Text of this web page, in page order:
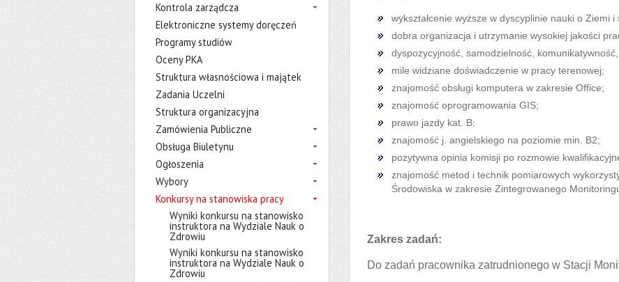
Kontrola zarządcza
Elektroniczne systemy doręczeń
Programy studiów
Oceny PKA
Struktura własnościowa i majątek
Zadania Uczelni
Struktura organizacyjna
Zamówienia Publiczne
Obsługa Biuletynu
Ogłoszenia
Wybory
Konkursy na stanowiska pracy
Wyniki konkursu na stanowisko
instruktora na Wydziale Nauk o
Zdrowiu
Wyniki konkursu na stanowisko
instruktora na Wydziale Nauk o
Zdrowiu
wykształcenie wyższe w dyscyplinie nauki o Ziemi i
dobra organizacja i utrzymanie wysokiej jakości
dyspozycyjność, samodzielność,
mile widziane doświadczenie w pracy terenowej;
znajomość obsługi komputera w zakresie Office;
znajomość oprogramowania GIS;
prawo jazdy kat. B;
znajomość j. angielskiego na poziomie min. B2;
pozytywna opinia komisji po rozmowie
znajomość metod i technik pomiarowych
Środowiska w zakresie Zintegrowanego
Zakres zadań:
Do zadań pracownika zatrudnionego w Stacji